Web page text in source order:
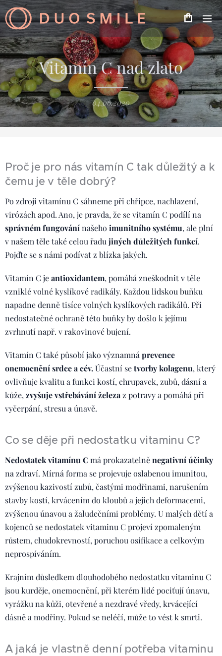
Vitamín C nad zlato
04.06.2020
Proč je pro nás vitamín C tak důležitý a k
čemu je v těle dobrý?
Po zdroji vitamínu C sáhneme při chřipce, nachlazení,
virózách apod. Ano, je pravda, že se vitamín C podílí na
správném fungovánínašeho imunitního systému, ale plní
v našem těle také celou řadu jiných důležitých funkcí.
Pojďte se s námi podívat z blízka jakých.
Vitamín C jeantioxidantem, pomáhá zneškodnit v těle
vzniklé volné kyslíkové radikály. Každou lidskou buňku
napadne denně tisíce volných kyslíkových radikálů. Při
nedostatečné ochraně této buňky by došlo k jejímu
zvrhnutí např. v rakovinové bujení.
Vitamín C také působí jako významná prevence
onemocnění srdce a cév.Účastní setvorby kolagenu, který
ovlivňuje kvalitu a funkci kostí, chrupavek, zubů, dásní a
kůže, zvyšuje vstřebávání železaz potravy a pomáhá při
vyčerpání, stresu a únavě.
Co se děje při nedostatku vitaminu C?
Nedostatek vitamínu Cmá prokazatelněnegativní účinky
na zdraví. Mírná forma se projevuje oslabenou imunitou,
zvýšenou kazivostí zubů, častými modřinami, narušením
stavby kostí, krvácením do kloubů a jejich deformacemi,
zvýšenou únavou a žaludečními problémy. U malých dětí a
kojenců se nedostatek vitaminu C projeví zpomaleným
růstem, chudokrevností, poruchou osifikace a celkovým
neprospíváním.
Krajním důsledkem dlouhodobého nedostatku vitaminu C
jsou kurděje, onemocnění, při kterém lidé pociťují únavu,
vyrážku na kůži, otevřené a nezdravé vředy, krvácející
dásně a modřiny. Pokud se neléčí, může to vést k smrti.
A jaká je vlastně denní potřeba vitaminu